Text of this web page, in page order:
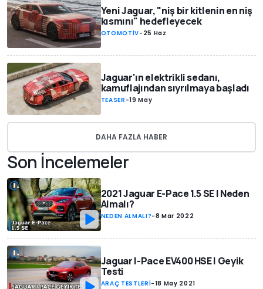
Yeni Jaguar, "niş bir kitlenin en niş
kısmını" hedefleyecek
OTOMOTİV- 25 Haz
Jaguar'ın elektrikli sedanı,
kamuflajından sıyrılmaya başladı
TEASER -19 May
DAHA FAZLA HABER
Son İncelemeler
2021 Jaguar E-Pace 1.5 SE | Neden
Almalı?
NEDEN ALMALI?-8 Mar 2022
Jaguar I-Pace EV400 HSE | Geyik
Testi
ARAÇ TESTLERİ-18 May 2021